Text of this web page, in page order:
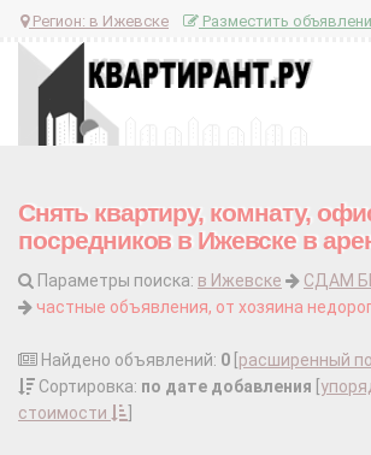
Регион: в Ижевске Разместить
Снять квартиру, комнату,
посредников в Ижевске в
Параметры поиска: в Ижевске
СДАМ
частные объявления, от хозяина
Найдено объявлений: 0 расширенный
Сортировка: по дате добавления
стоимости